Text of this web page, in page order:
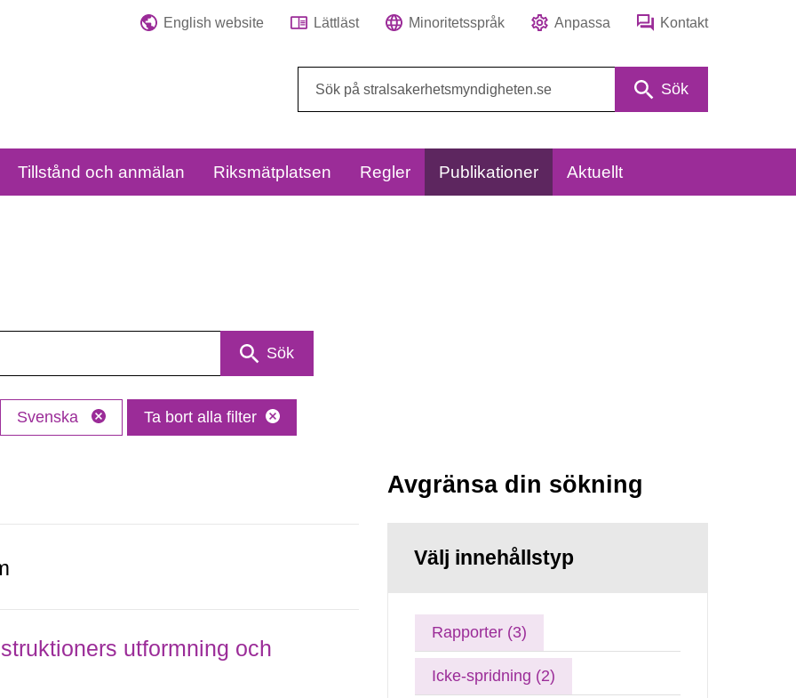
English website Lättläst Minoritetsspråk Anpassa Kontakt
Sök
Tillstånd och anmälan Riksmätplatsen Regler Publikationer Aktuellt
Sök
Svenska Ta bort alla filter
utformning och
Avgränsa din sökning
Välj innehållstyp
Rapporter (3)
Icke-spridning (2)